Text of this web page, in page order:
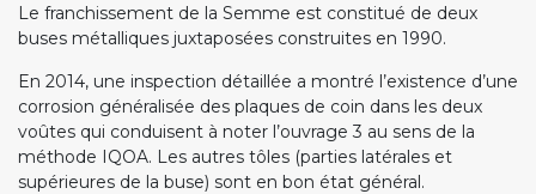
Le franchissement de la Semme est constitué de deux
buses métalliques juxtaposées construites en 1990.
En 2014, une inspection détaillée a montré l’existence d’une
corrosion généralisée des plaques de coin dans les deux
voûtes qui conduisent à noter l’ouvrage 3 au sens de la
méthode IQOA. Les autres tôles (parties latérales et
supérieures de la buse) sont en bon état général.